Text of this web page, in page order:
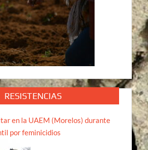
RESISTENCIAS
en la UAEM (Morelos) durante
por feminicidios